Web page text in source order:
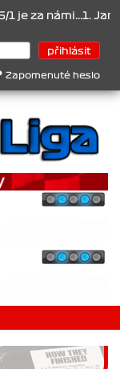
za námi...1. Jan
Zapomenuté heslo